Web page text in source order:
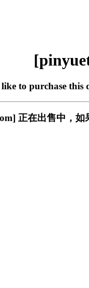
to purchase this
正在出售中，